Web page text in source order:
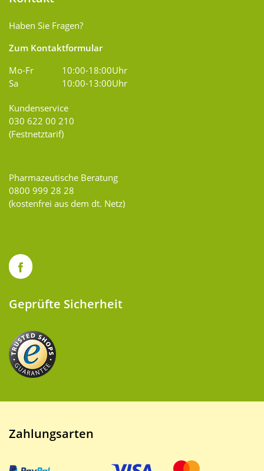
Haben Sie Fragen?
Zum Kontaktformular
Mo-Fr
10:00-18:00Uhr
Sa
10:00-13:00Uhr
Kundenservice
030 622 00 210
(Festnetztarif)
Pharmazeutische Beratung
0800 999 28 28
(kostenfrei aus dem dt. Netz)
Geprüfte Sicherheit
Zahlungsarten